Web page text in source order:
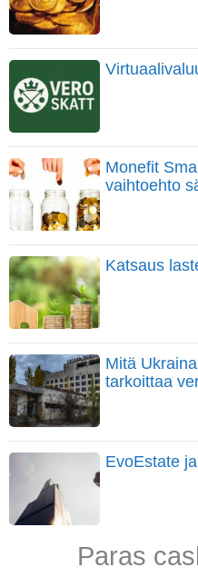
Monefit
vaihtoehto
Katsaus
Mitä
tarkoittaa
EvoEstate
Paras